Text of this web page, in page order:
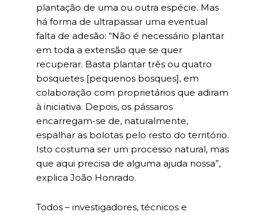
plantação de uma ou outra espécie. Mas
há forma de ultrapassar uma eventual
falta de adesão: “Não é necessário plantar
em toda a extensão que se quer
recuperar. Basta plantar três ou quatro
bosquetes [pequenos bosques], em
colaboração com proprietários que adiram
à iniciativa. Depois, os pássaros
encarregam-se de, naturalmente,
espalhar as bolotas pelo resto do território.
Isto costuma ser um processo natural, mas
que aqui precisa de alguma ajuda nossa”,
explica João Honrado.
Todos – investigadores, técnicos e